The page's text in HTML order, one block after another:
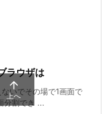
ラウザは
いでその場で1画面で
分割でき ...

上へ